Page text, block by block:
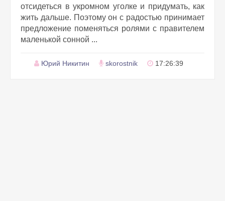
отсидеться в укромном уголке и придумать, как
жить дальше. Поэтому он с радостью принимает
предложение поменяться ролями с правителем
маленькой сонной ...
Юрий Никитин skorostnik 17:26:39